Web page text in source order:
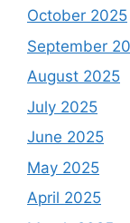
October 2025
September
August 2025
July 2025
June 2025
May 2025
April 2025